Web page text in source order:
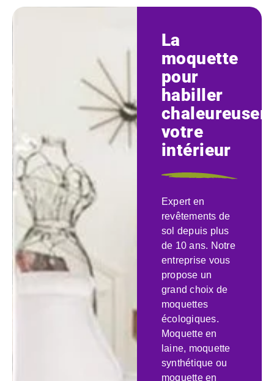
La
moquette
pour
habiller
votre
intérieur
Expert en
revêtements de
sol depuis plus
de 10 ans. Notre
entreprise vous
propose un
grand choix de
moquettes
écologiques.
Moquette en
laine, moquette
synthétique ou
moquette en